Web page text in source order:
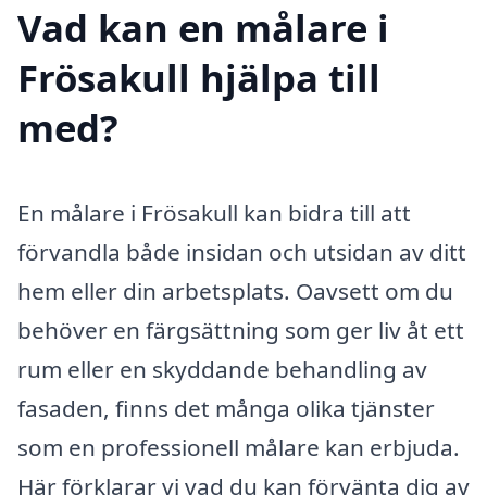
Vad kan en målare i
Frösakull hjälpa till
med?
En målare i Frösakull kan bidra till att
förvandla både insidan och utsidan av ditt
hem eller din arbetsplats. Oavsett om du
behöver en färgsättning som ger liv åt ett
rum eller en skyddande behandling av
fasaden, finns det många olika tjänster
som en professionell målare kan erbjuda.
Här förklarar vi vad du kan förvänta dig av